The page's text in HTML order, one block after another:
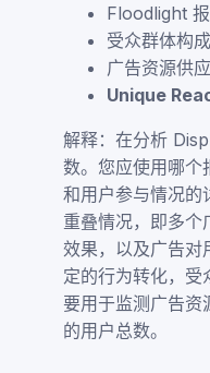
Floodlight
受众群体构
广告资源供
Unique
解释：在分析
数。您应使用哪
和用户参与情况的
重叠情况，即多个
效果，以及广告
定的行为转化，受
要用于监测广告资
的用户总数。